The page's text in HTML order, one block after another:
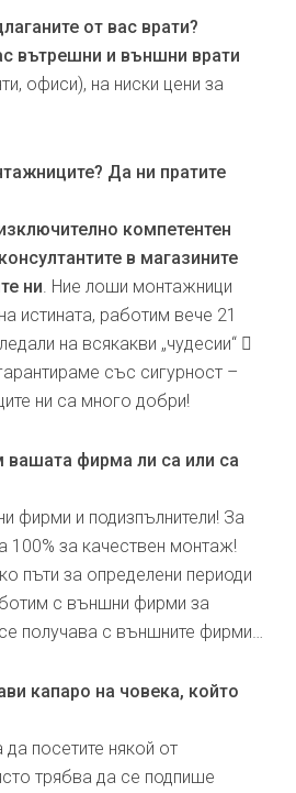
от вас врати?
вътрешни и външни врати
офиси), на ниски цени за
Да ни пратите
компетентен
в магазините
ни . Ние лоши монтажници
истината, работим вече 21
на всякакви „чудесии“ 
със сигурност –
ни са много добри!
фирма ли са или са
фирми и подизпълнители! За
100% за качествен монтаж!
пъти за определени периоди
с външни фирми за
получава с външните фирми…
капаро на човека, който
посетите някой от
трябва да се подпише